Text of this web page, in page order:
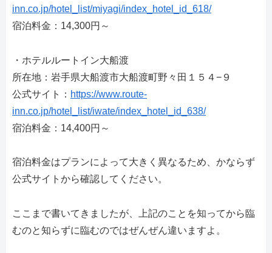
inn.co.jp/hotel_list/miyagi/index_hotel_id_618/
宿泊料金：14,300円～
・ホテルルートイン大船渡
所在地：岩手県大船渡市大船渡町野々田１５４−９
公式サイト： https://www.route-
inn.co.jp/hotel_list/iwate/index_hotel_id_638/
宿泊料金：14,400円～
宿泊料金はプランによって大きく異なるため、かならず
公式サイトから確認してください。
ここまで書いてきましたが、上記のことを知ってから臨
むのと知らずに臨むのではぜんぜん違いますよ。